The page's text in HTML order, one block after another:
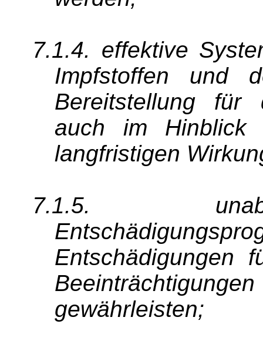
7.1.4. effektive
Impfstoffen und
Bereitstellung für
auch im Hinblick
langfristigen
7.1.5.
Entschädigungen
gewährleisten;